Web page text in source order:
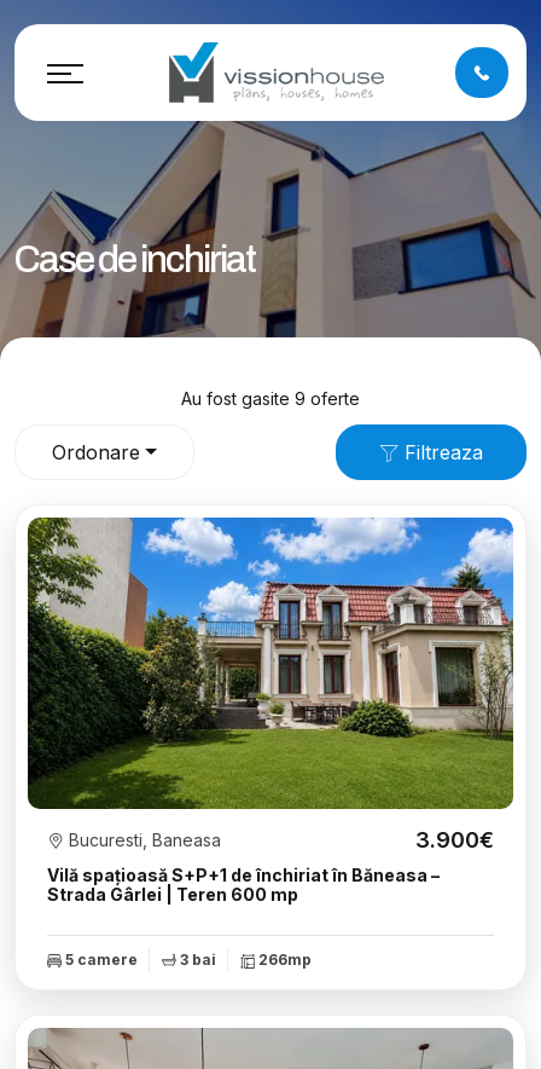
Case de inchiriat
Au fost gasite 9 oferte
Ordonare Filtreaza
Vilă spațioasă S+P+1 de închiriat în Băneasa –
Strada Gârlei | Teren 600 mp
Bucuresti, Baneasa 3.900€
5 camere 3 bai 266mp